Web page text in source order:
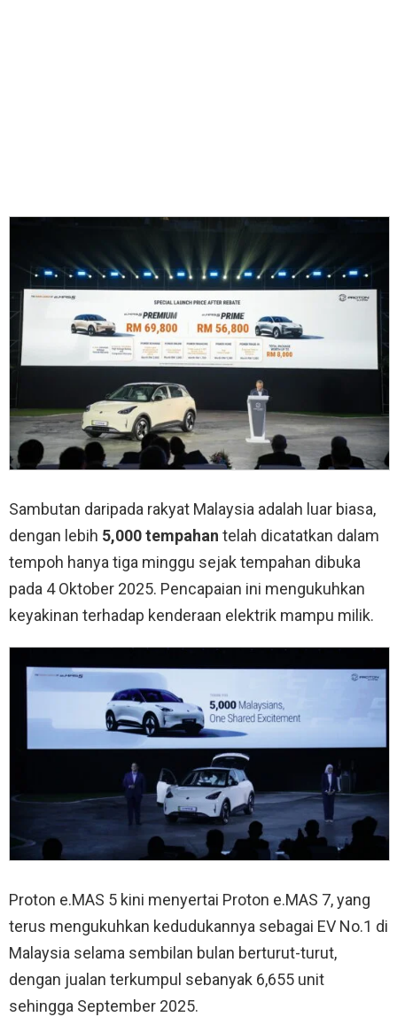
Sambutan daripada rakyat Malaysia adalah luar biasa,
dengan lebih 5,000 tempahan telah dicatatkan dalam
tempoh hanya tiga minggu sejak tempahan dibuka
pada 4 Oktober 2025. Pencapaian ini mengukuhkan
keyakinan terhadap kenderaan elektrik mampu milik.
Proton e.MAS 5 kini menyertai Proton e.MAS 7, yang
terus mengukuhkan kedudukannya sebagai EV No.1 di
Malaysia selama sembilan bulan berturut-turut,
dengan jualan terkumpul sebanyak 6,655 unit
sehingga September 2025.